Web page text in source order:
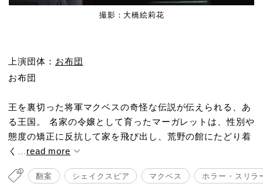
撮影：大橋絵莉花
上演団体： お布団
お布団
王を裏切った将軍マクベスの奇怪な伝説が伝えられる、あ
る王国。 名家の令嬢として育ったマーガレットは、性別や
態度の矯正に反抗して家を飛び出し、荒野の館にたどり着
く...read more
翻案 シェイクスピア マクベス ホラー・スリラ